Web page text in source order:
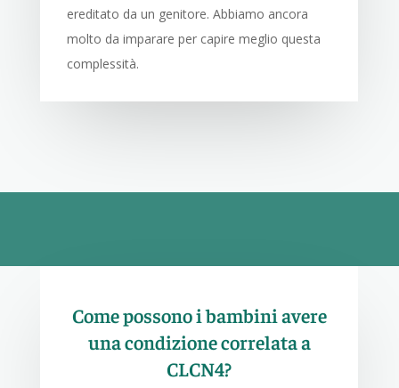
ereditato da un genitore. Abbiamo ancora
molto da imparare per capire meglio questa
complessità.
Come possono i bambini avere
una condizione correlata a
CLCN4?